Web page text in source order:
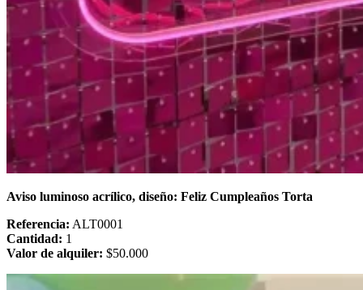
Aviso luminoso acrílico, diseño: Feliz Cumpleaños Torta
Referencia: ALT0001
Cantidad: 1
Valor de alquiler: $50.000